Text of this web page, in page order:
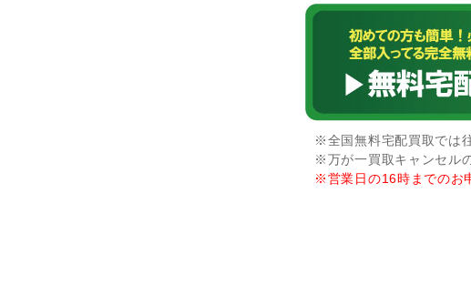
※全国無料宅配買取では
※万が一買取キャンセル
※営業日の16時までのお